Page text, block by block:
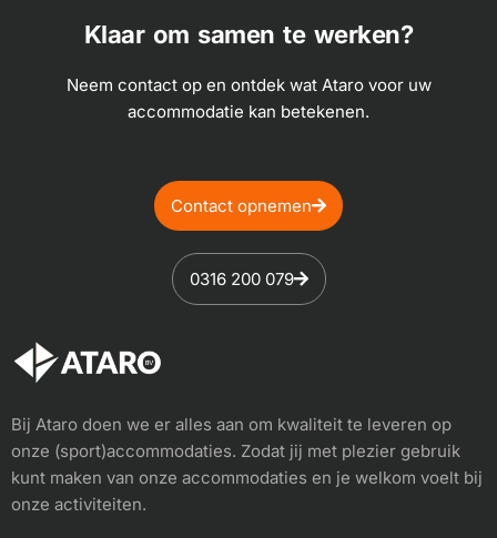
Klaar om samen te werken?
Neem contact op en ontdek wat Ataro voor uw
accommodatie kan betekenen.
Contact opnemen
0316 200 079
Bij Ataro doen we er alles aan om kwaliteit te leveren op
onze (sport)accommodaties. Zodat jij met plezier gebruik
kunt maken van onze accommodaties en je welkom voelt bij
onze activiteiten.